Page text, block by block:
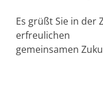
Es grüßt Sie in der
erfreulichen
gemeinsamen